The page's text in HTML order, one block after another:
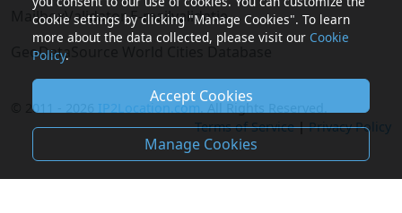
MailboxValidator E-mailvalidatie
GeoDataSource World Cities Database
© 2011 - 2026 IP2Location.com
Terms of Service|Privacy Policy
cookie settings by clicking "Manage Cookies". To learn
more about the data collected, please visit our Cookie
Policy.
Accept Cookies
Manage Cookies